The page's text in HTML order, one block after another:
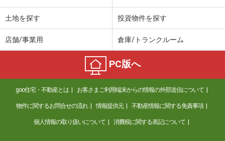
土地を探す 投資物件を探す
店舗/事業用 倉庫/トランクルーム
PC版へ
goo住宅・不動産とは お客さまご利用端末からの情報の外部送信について
物件に関するお問合せの流れ 情報提供元 不動産情報に関する免責事項
個人情報の取り扱いについて 消費税に関する表記について